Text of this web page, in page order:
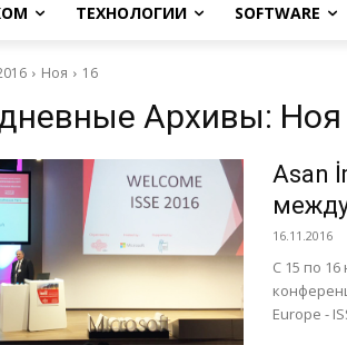
ТЕХНОЛОГИИ SOFTWARE
Ноя 16
Архивы: Ноя
Asan
16.11.2016
C 15 по
Europe -